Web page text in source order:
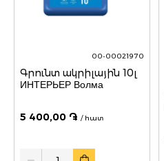
00-00021970
Գրունտ ակրիլային 10լ
ИНТЕРЬЕР Волма
5 400,00 ֏ / հատ
Quantity